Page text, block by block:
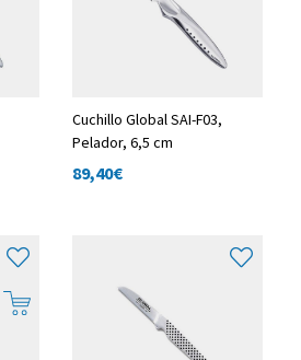
Cuchillo Global SAI-F03,
Pelador, 6,5 cm
89,40€